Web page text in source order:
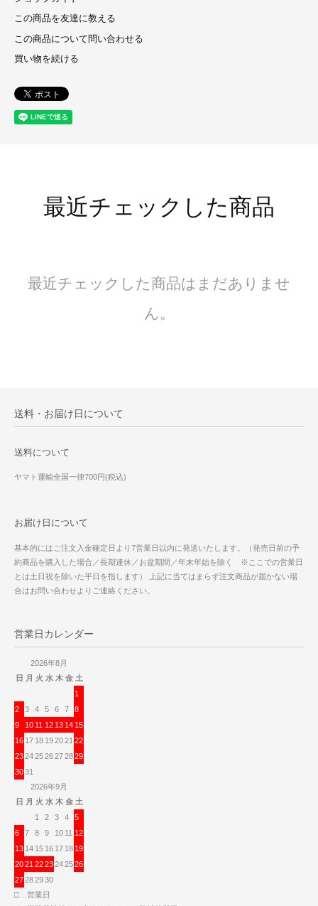
この商品を友達に教える
この商品について問い合わせる
買い物を続ける
最近チェックした商品
最近チェックした商品はまだありませ
ん。
送料・お届け日について
送料について
ヤマト運輸全国一律700円(税込)
お届け日について
基本的にはご注文入金確定日より7営業日以内に発送いたします。（発売日前の予
約商品を購入した場合／長期連休／お盆期間／年末年始を除く ※ここでの営業日
とは土日祝を除いた平日を指します） 上記に当てはまらず注文商品が届かない場
合はお問い合わせよりご連絡ください。
営業日カレンダー
2026年8月
日 月 火 水 木 金 土
1
2
3 4 5 6 7
8
9
10 11 12 13 14 15
16 17 18 192021 22
23242526272829
3031
2026年9月
日 月 火 水 木 金 土
1
2 3 4
5
6
7 8 9 10 11 12
13 14 15 16 17 18 19
2021 2223242526
27282930
□…営業日